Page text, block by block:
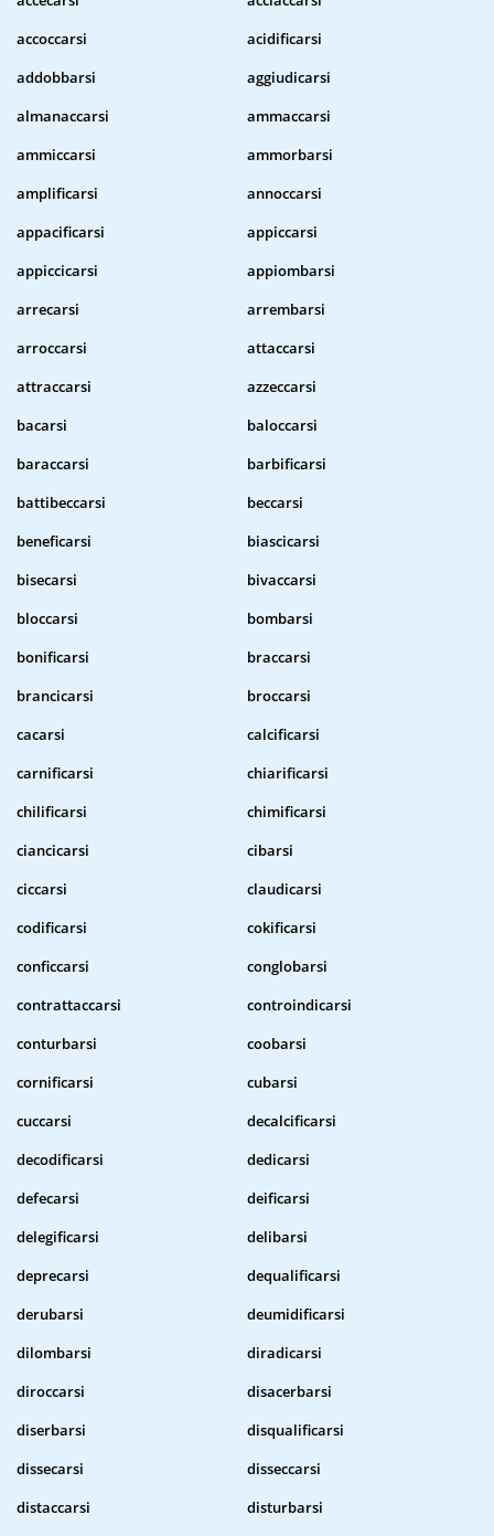
accoccarsi
acidificarsi
addobbarsi
aggiudicarsi
almanaccarsi
ammaccarsi
ammiccarsi
ammorbarsi
amplificarsi
annoccarsi
appacificarsi
appiccarsi
appiccicarsi
appiombarsi
arrecarsi
arrembarsi
arroccarsi
attaccarsi
attraccarsi
azzeccarsi
bacarsi
baloccarsi
baraccarsi
barbificarsi
battibeccarsi
beccarsi
beneficarsi
biascicarsi
bisecarsi
bivaccarsi
bloccarsi
bombarsi
bonificarsi
braccarsi
brancicarsi
broccarsi
cacarsi
calcificarsi
carnificarsi
chiarificarsi
chilificarsi
chimificarsi
ciancicarsi
cibarsi
ciccarsi
claudicarsi
codificarsi
cokificarsi
conficcarsi
conglobarsi
contrattaccarsi
controindicarsi
conturbarsi
coobarsi
cornificarsi
cubarsi
cuccarsi
decalcificarsi
decodificarsi
dedicarsi
defecarsi
deificarsi
delegificarsi
delibarsi
deprecarsi
dequalificarsi
derubarsi
deumidificarsi
dilombarsi
diradicarsi
diroccarsi
disacerbarsi
diserbarsi
disqualificarsi
dissecarsi
disseccarsi
distaccarsi
disturbarsi